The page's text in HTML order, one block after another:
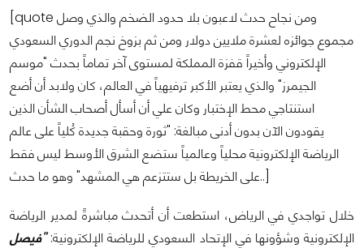
[quote ومن نجاح حدث لاعبون بلا حدود الضخم والذي وصل
مجموع جوائزه لعشرة ملايين دولار ومن ثم بزوخ نجم الدوري السعودي
الإلكتروني وأخيراً قفزة المملكة لمستوى آخر تماماً بحدث "موسم
الجيمرز" والذي يعتبر الأكبر ترفيهياً في العالم، كان ولابد أن أضع
استنتاجي محط الإختبار وكان علي أن أسأل أصحاب الشأن الذين
يقودون الآن بدون أدنى مبالغة: "ثورة وحقبة جديدة كُلياً على عالم
الرياضة الإلكترونية محلياً وعالمياً ستضع الشرق الأوسط ليس فقط
على الخريطة بل ستتزعم هي المشهد" وهو ما حدث..]
خلال تواجدي في الرياض، استطعت أن أتحدث مباشرةً لمدير الرياضة
الإلكترونية وشؤونها في الإتحاد السعودي للرياضة الإلكترونية:"فيصل